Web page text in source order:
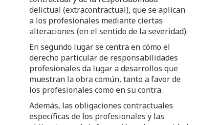
delictual (extracontractual), que se aplican
a los profesionales mediante ciertas
alteraciones (en el sentido de la severidad).
En segundo lugar se centra en cómo el
derecho particular de responsabilidades
profesionales da lugar a desarrollos que
muestran la obra común, tanto a favor de
los profesionales como en su contra.
Además, las obligaciones contractuales
específicas de los profesionales y las